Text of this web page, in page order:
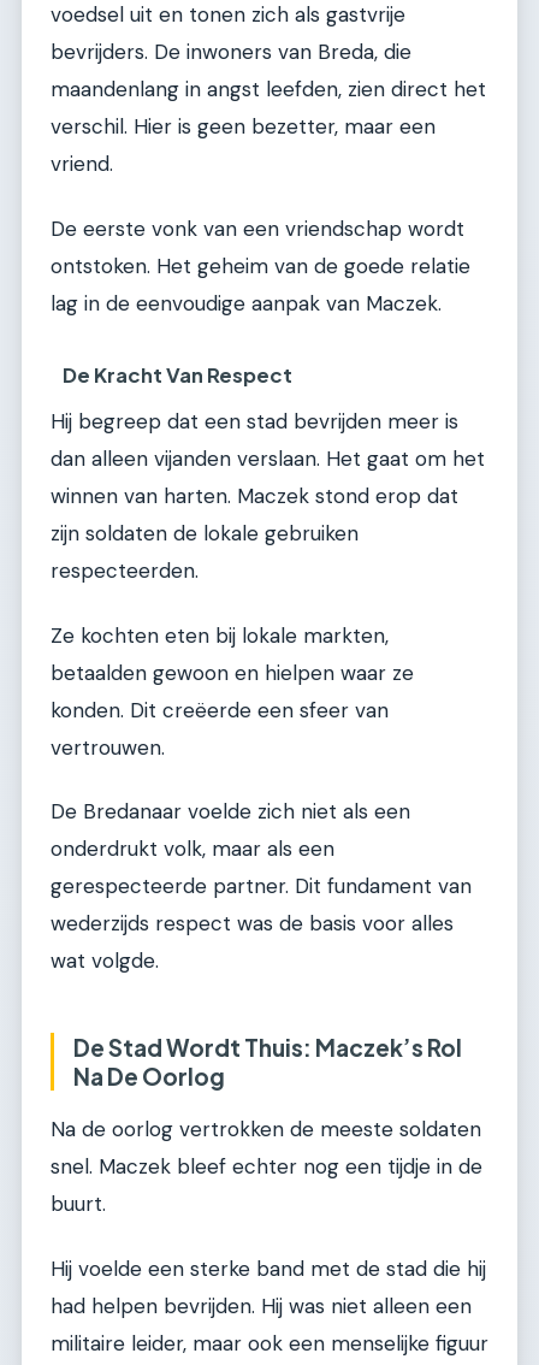
voedsel uit en tonen zich als gastvrije
bevrijders. De inwoners van Breda, die
maandenlang in angst leefden, zien direct het
verschil. Hier is geen bezetter, maar een
vriend.
De eerste vonk van een vriendschap wordt
ontstoken. Het geheim van de goede relatie
lag in de eenvoudige aanpak van Maczek.
De Kracht Van Respect
Hij begreep dat een stad bevrijden meer is
dan alleen vijanden verslaan. Het gaat om het
winnen van harten. Maczek stond erop dat
zijn soldaten de lokale gebruiken
respecteerden.
Ze kochten eten bij lokale markten,
betaalden gewoon en hielpen waar ze
konden. Dit creëerde een sfeer van
vertrouwen.
De Bredanaar voelde zich niet als een
onderdrukt volk, maar als een
gerespecteerde partner. Dit fundament van
wederzijds respect was de basis voor alles
wat volgde.
De Stad Wordt Thuis: Maczek’s Rol
Na De Oorlog
Na de oorlog vertrokken de meeste soldaten
snel. Maczek bleef echter nog een tijdje in de
buurt.
Hij voelde een sterke band met de stad die hij
had helpen bevrijden. Hij was niet alleen een
militaire leider, maar ook een menselijke figuur